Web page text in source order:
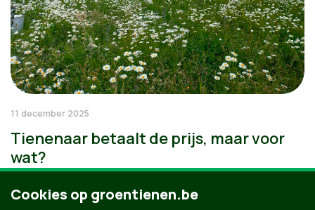
11 december 2025
Tienenaar betaalt de prijs, maar voor
wat?
Cookies op groentienen.be